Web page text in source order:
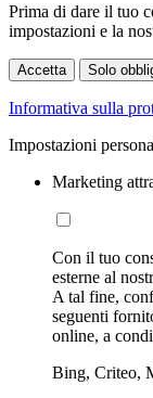
Prima di dare il tuo
impostazioni e la
Accetta Solo
Informativa sulla
Impostazioni
Marketing
Con il tuo
esterne al
A tal fine,
seguenti
online, a
Bing, Criteo,